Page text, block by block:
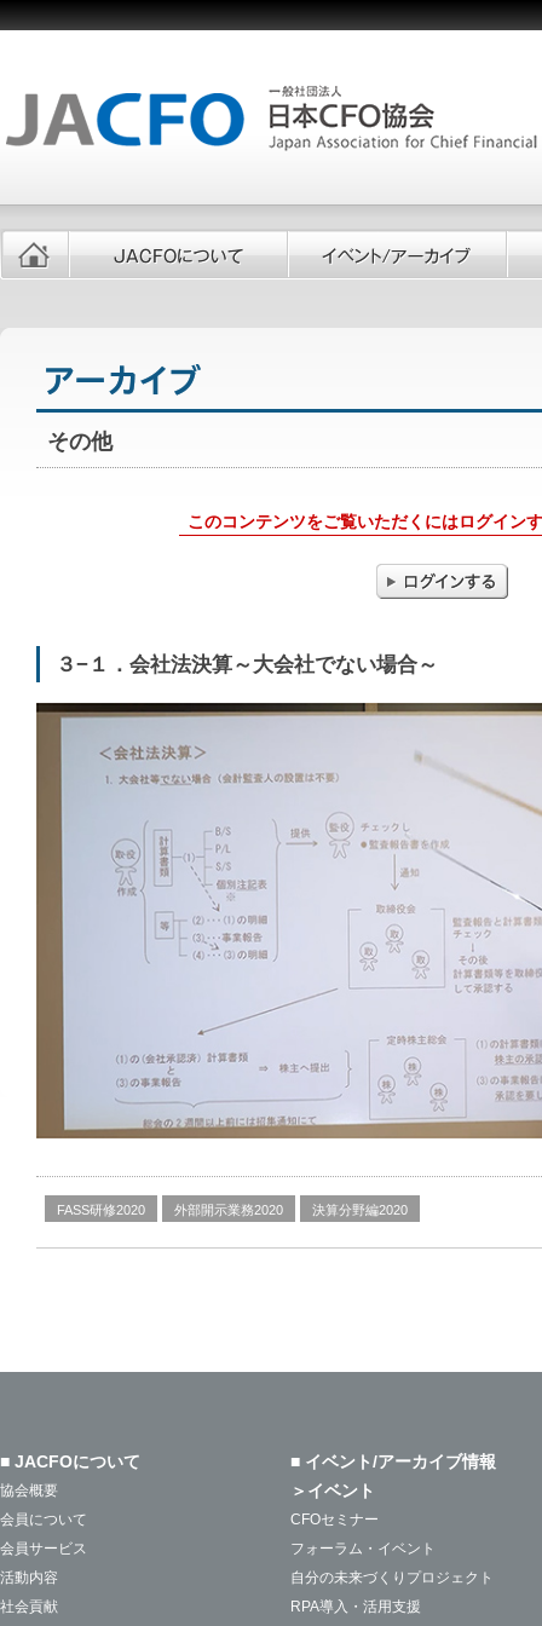
その他
このコンテンツをご覧いただくにはログイン
３−１．会社法決算～大会社でない場合～
FASS研修2020 外部開示業務2020 決算分野編2020
■ JACFOについて
協会概要
会員について
会員サービス
活動内容
社会貢献
■ イベント/アーカイブ情報
＞イベント
CFOセミナー
フォーラム・イベント
自分の未来づくりプロジェクト
RPA導入・活用支援